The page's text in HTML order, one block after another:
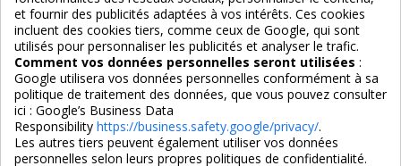
Nous suivre
4,7/5
et fournir des publicités adaptées à vos intérêts. Ces cookies
incluent des cookies tiers, comme ceux de Google, qui sont
utilisés pour personnaliser les publicités et analyser le trafic.
Comment vos données personnelles seront utilisées :
Google utilisera vos données personnelles conformément à sa
politique de traitement des données, que vous pouvez consulter
ici : Google’s Business Data
Responsibility https://business.safety.google/privacy/.
Les autres tiers peuvent également utiliser vos données
personnelles selon leurs propres politiques de confidentialité.